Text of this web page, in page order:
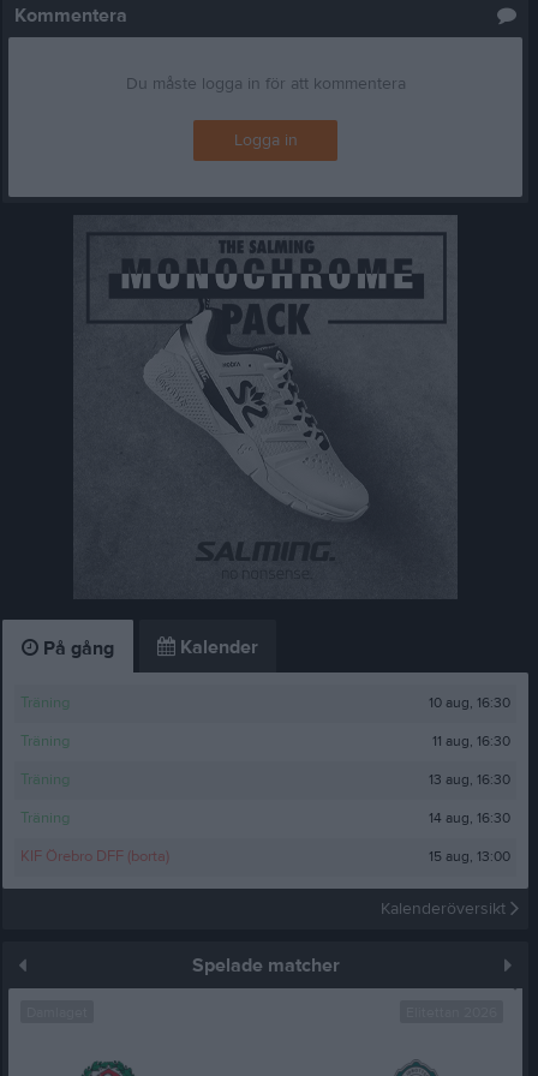
Kommentera
Du måste logga in för att kommentera
Logga in
På gång Kalender
Träning 10 aug, 16:30
Träning 11 aug, 16:30
Träning 13 aug, 16:30
Träning 14 aug, 16:30
KIF Örebro DFF (borta) 15 aug, 13:00
Kalenderöversikt
Spelade matcher